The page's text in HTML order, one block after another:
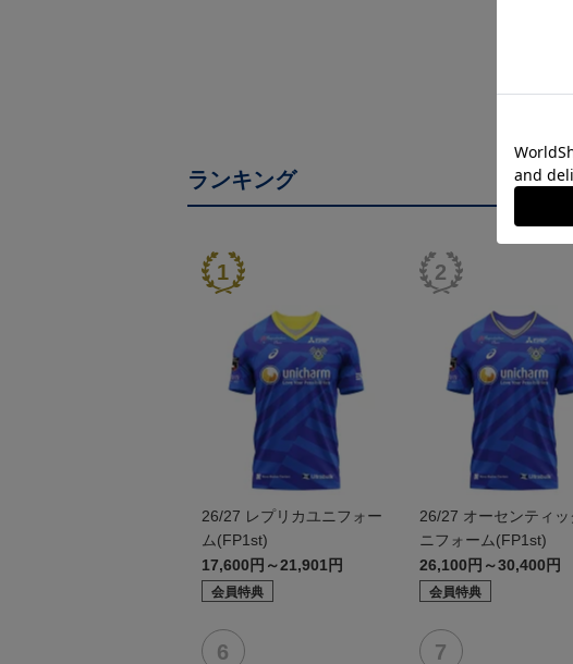
ランキング
26/27 レプリカユニフォー
ム(FP1st)
17,600円～21,901円
会員特典
26/27 オーセンティッ
ニフォーム(FP1st)
26,100円～30,400円
会員特典